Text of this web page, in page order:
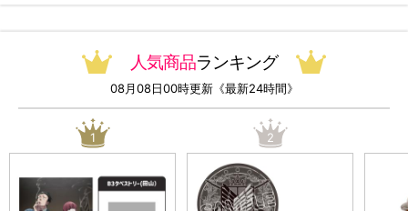
人気商品ランキング
08月08日00時更新《最新24時間》
1 2